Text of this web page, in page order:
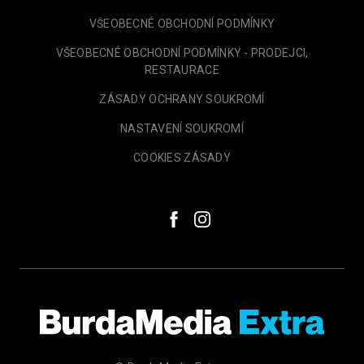
VŠEOBECNÉ OBCHODNÍ PODMÍNKY
VŠEOBECNÉ OBCHODNÍ PODMÍNKY - PRODEJCI,
RESTAURACE
ZÁSADY OCHRANY SOUKROMÍ
NASTAVENÍ SOUKROMÍ
COOKIES ZÁSADY